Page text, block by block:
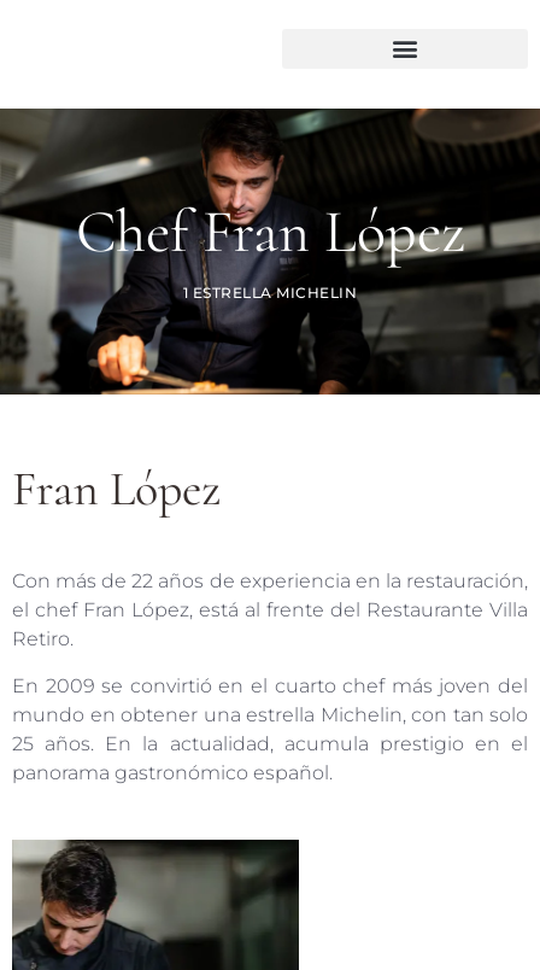
Chef Fran López
1 ESTRELLA MICHELIN
Fran López
Con más de 22 años de experiencia en la restauración,
el chef Fran López, está al frente del Restaurante Villa
Retiro.
En 2009 se convirtió en el cuarto chef más joven del
mundo en obtener una estrella Michelin, con tan solo
25 años. En la actualidad, acumula prestigio en el
panorama gastronómico español.